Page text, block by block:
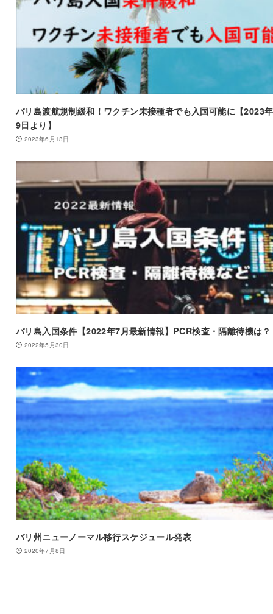
バリ島渡航規制緩和！ワクチン未接種者でも入国可能に【2023
9日より】
2023年6月13日
バリ島入国条件【2022年7月最新情報】PCR検査・隔離待機は？
2022年5月30日
バリ州ニューノーマル移行スケジュール発表
2020年7月8日